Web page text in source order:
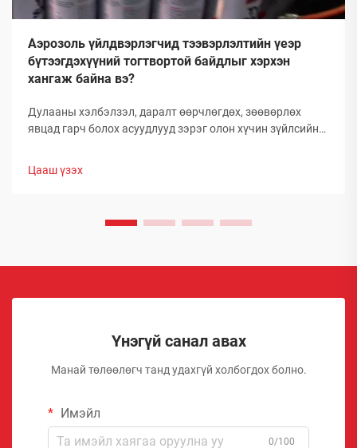
Аэрозоль үйлдвэрлэгчид тээвэрлэлтийн үеэр
бүтээгдэхүүний тогтвортой байдлыг хэрхэн
хангаж байна вэ?
Дулааны хэлбэлзэл, даралт өөрчлөгдөх, зөөвөрлөх
явцад гарч болох асуудлууд зэрэг олон хүчин зүйлсийн
байдлыг хадгалахад тооless дундаа сорилтуудтай
арга хэмжээ авах шаардлагатай.
Цааш үзэх
Үнэгүй санал авах
Манай төлөөлөгч танд удахгүй холбогдох болно.
Имэйл
0/100